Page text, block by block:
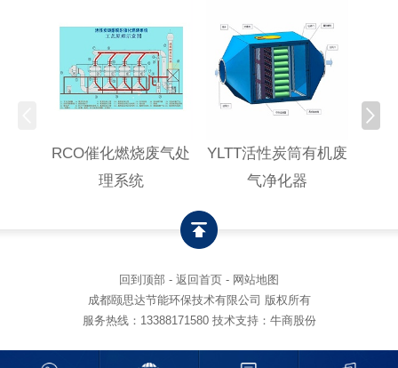
RCO催化燃烧废气处
理系统
YLTT活性炭筒有机废
气净化器
回到顶部 - 返回首页 - 网站地图
成都颐思达节能环保技术有限公司 版权所有
服务热线： 13388171580 技术支持：牛商股份